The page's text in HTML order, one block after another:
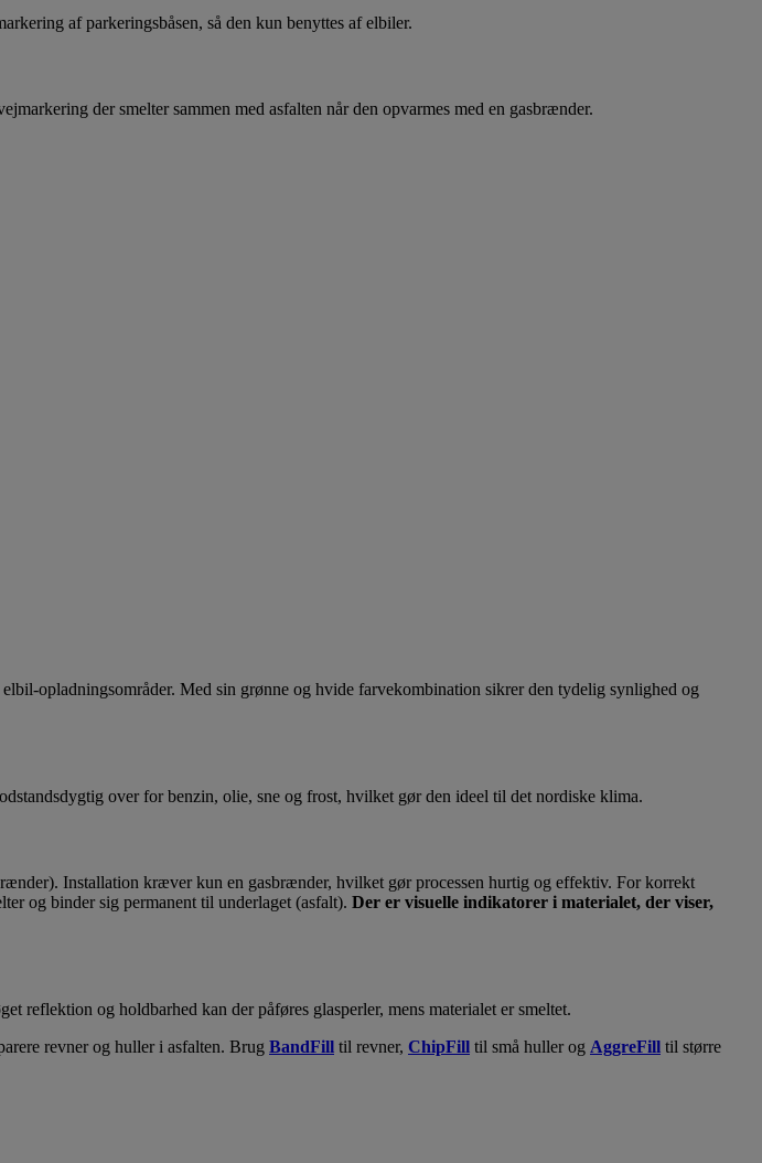
af parkeringsbåsen, så den kun benyttes af elbiler.
der smelter sammen med asfalten når den opvarmes med en gasbrænder.
opladningsområder. Med sin grønne og hvide farvekombination sikrer den tydelig synlighed og
over for benzin, olie, sne og frost, hvilket gør den ideel til det nordiske klima.
Installation kræver kun en gasbrænder, hvilket gør processen hurtig og effektiv. For korrekt
og binder sig permanent til underlaget (asfalt). Der er visuelle indikatorer i materialet, der viser,
reflektion og holdbarhed kan der påføres glasperler, mens materialet er smeltet.
revner og huller i asfalten. Brug BandFill til revner, ChipFill til små huller og AggreFill til større